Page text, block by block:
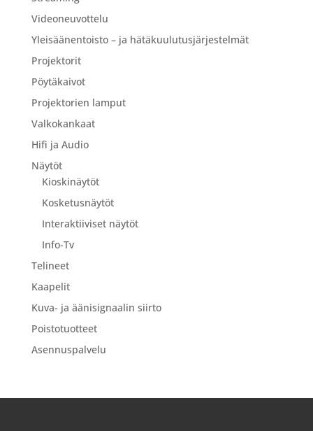
Videoneuvottelu
Yleisäänentoisto – ja hätäkuulutusjärjestelmät
Projektorit
Pöytäkaivot
Projektorien lamput
Valkokankaat
Hifi ja Audio
Näytöt
Kioskinäytöt
Kosketusnäytöt
Interaktiiviset näytöt
Info-Tv
Telineet
Kaapelit
Kuva- ja äänisignaalin siirto
Poistotuotteet
Asennuspalvelu